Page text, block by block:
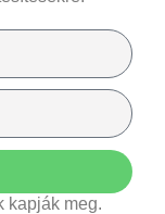
kapják meg.